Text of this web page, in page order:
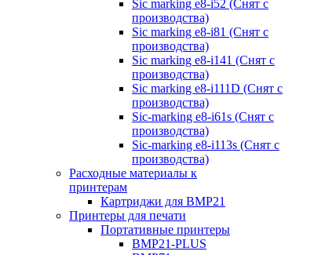
Sic marking e8-i52 (Снят с
производства)
Sic marking e8-i81 (Снят с
производства)
Sic marking e8-i141 (Снят с
производства)
Sic marking e8-i111D (Снят с
производства)
Sic-marking e8-i61s (Снят с
производства)
Sic-marking e8-i113s (Снят с
производства)
Расходные материалы к
принтерам
Картриджи для BMP21
Принтеры для печати
Портативные принтеры
BMP21-PLUS